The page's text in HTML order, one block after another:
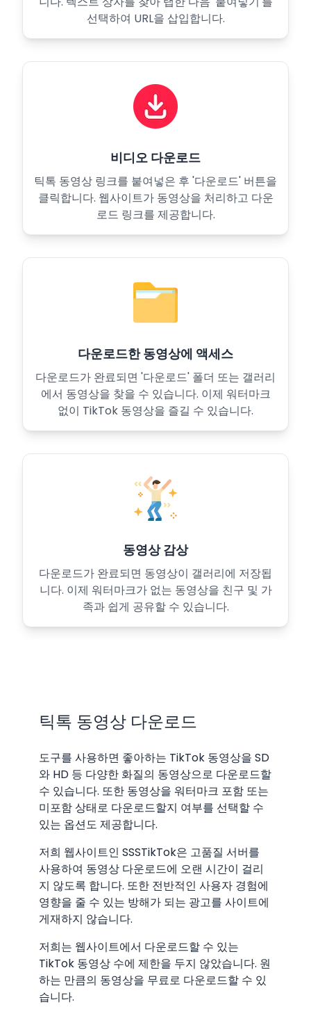
선택하여 URL을 삽입합니다.
비디오 다운로드
틱톡 동영상 링크를 붙여넣은 후 '다운로드' 버튼을
클릭합니다. 웹사이트가 동영상을 처리하고 다운
로드 링크를 제공합니다.
다운로드한 동영상에 액세스
다운로드가 완료되면 '다운로드' 폴더 또는 갤러리
에서 동영상을 찾을 수 있습니다. 이제 워터마크
없이 TikTok 동영상을 즐길 수 있습니다.
동영상 감상
다운로드가 완료되면 동영상이 갤러리에 저장됩
니다. 이제 워터마크가 없는 동영상을 친구 및 가
족과 쉽게 공유할 수 있습니다.
틱톡 동영상 다운로드
도구를 사용하면 좋아하는 TikTok 동영상을 SD
와 HD 등 다양한 화질의 동영상으로 다운로드할
수 있습니다. 또한 동영상을 워터마크 포함 또는
미포함 상태로 다운로드할지 여부를 선택할 수
있는 옵션도 제공합니다.
저희 웹사이트인 SSSTikTok은 고품질 서버를
사용하여 동영상 다운로드에 오랜 시간이 걸리
지 않도록 합니다. 또한 전반적인 사용자 경험에
영향을 줄 수 있는 방해가 되는 광고를 사이트에
게재하지 않습니다.
저희는 웹사이트에서 다운로드할 수 있는
TikTok 동영상 수에 제한을 두지 않았습니다. 원
하는 만큼의 동영상을 무료로 다운로드할 수 있
습니다.